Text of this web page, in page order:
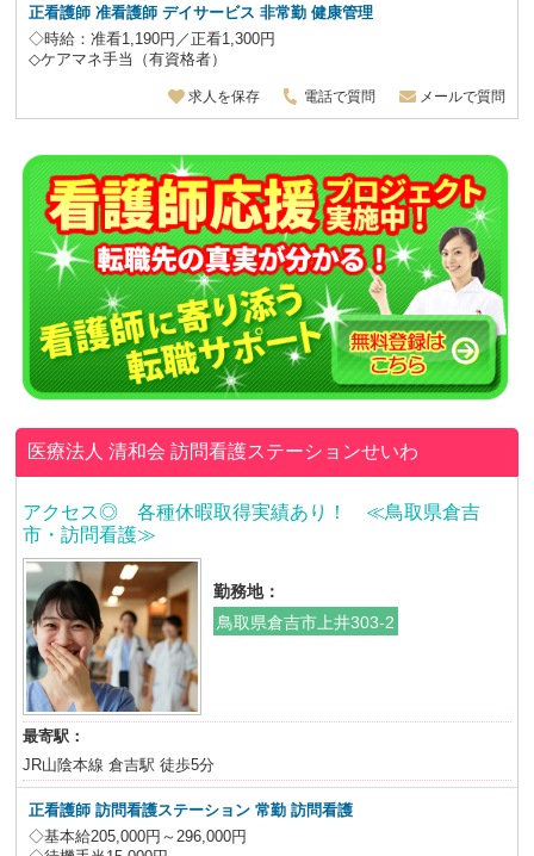
正看護師 准看護師デイサービス 非常勤 健康管理
◇時給：准看1,190円／正看1,300円
◇ケアマネ手当（有資格者）
求人を保存 電話で質問 メールで質問
医療法人 清和会訪問看護ステーションせいわ
アクセス◎ 各種休暇取得実績あり！ ≪鳥取県倉吉
市・訪問看護≫
勤務地：
鳥取県倉吉市上井303-2
最寄駅：
JR山陰本線 倉吉駅 徒歩5分
正看護師 訪問看護ステーション 常勤 訪問看護
◇基本給205,000円～296,000円